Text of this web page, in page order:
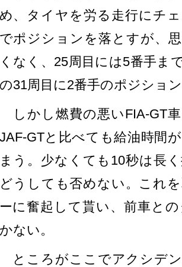
め、タイヤを労る走行にチ
でポジションを落とすが、
くなく、25周目には5番手ま
の31周目に2番手のポジショ
しかし燃費の悪いFIA-GT
JAF-GTと比べても給油時間
まう。少なくても10秒は長
どうしても否めない。これ
ーに奮起して貰い、前車と
かない。
ところがここでアクシデ